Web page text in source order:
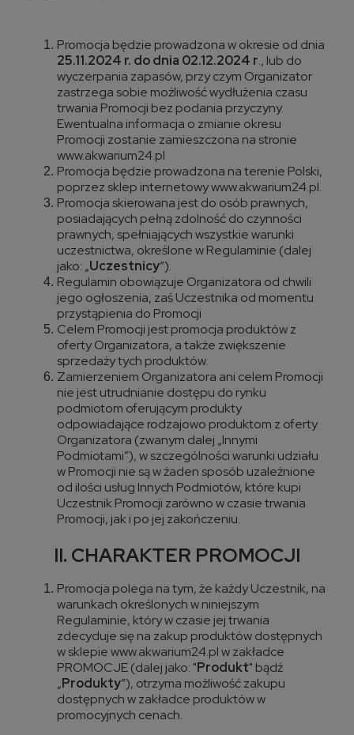
Promocja będzie prowadzona w okresie od dnia
25.11.2024 r. do dnia 02.12.2024 r., lub do
wyczerpania zapasów, przy czym Organizator
zastrzega sobie możliwość wydłużenia czasu
trwania Promocji bez podania przyczyny.
Ewentualna informacja o zmianie okresu
Promocji zostanie zamieszczona na stronie
www.akwarium24.pl
Promocja będzie prowadzona na terenie Polski,
poprzez sklep internetowy www.akwarium24.pl.
Promocja skierowana jest do osób prawnych,
posiadających pełną zdolność do czynności
prawnych, spełniających wszystkie warunki
uczestnictwa, określone w Regulaminie (dalej
jako: „Uczestnicy”).
Regulamin obowiązuje Organizatora od chwili
jego ogłoszenia, zaś Uczestnika od momentu
przystąpienia do Promocji
Celem Promocji jest promocja produktów z
oferty Organizatora, a także zwiększenie
sprzedaży tych produktów.
Zamierzeniem Organizatora ani celem Promocji
nie jest utrudnianie dostępu do rynku
podmiotom oferującym produkty
odpowiadające rodzajowo produktom z oferty
Organizatora (zwanym dalej „Innymi
Podmiotami”), w szczególności warunki udziału
w Promocji nie są w żaden sposób uzależnione
od ilości usług Innych Podmiotów, które kupi
Uczestnik Promocji zarówno w czasie trwania
Promocji, jak i po jej zakończeniu.
II. CHARAKTER PROMOCJI
Promocja polega na tym, że każdy Uczestnik, na
warunkach określonych w niniejszym
Regulaminie, który w czasie jej trwania
zdecyduje się na zakup produktów dostępnych
w sklepiewww.akwarium24.plw zakładce
PROMOCJE (dalej jako: "Produkt" bądź
„Produkty”), otrzyma możliwość zakupu
dostępnych w zakładce produktów w
promocyjnych cenach.